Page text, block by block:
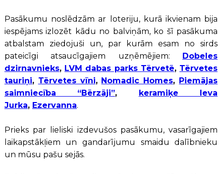
Pasākumu noslēdzām ar loteriju, kurā ikvienam bija
iespējams izlozēt kādu no balviņām, ko šī pasākuma
atbalstam ziedojuši un, par kurām esam no sirds
pateicīgi atsaucīgajiem uzņēmējiem:
Dobeles
dzirnavnieks, LVM dabas parks Tērvetē, Tērvetes
tauriņi, Tērvetes vīni, Nomadic Homes, Piemājas
saimniecība “Bērzāji”,
keramiķe Ieva
Jurka, Ezervanna.
Prieks par lieliski izdevušos pasākumu, vasarīgajiem
laikapstākļiem un gandarījumu smaidu dalībnieku
un mūsu pašu sejās.